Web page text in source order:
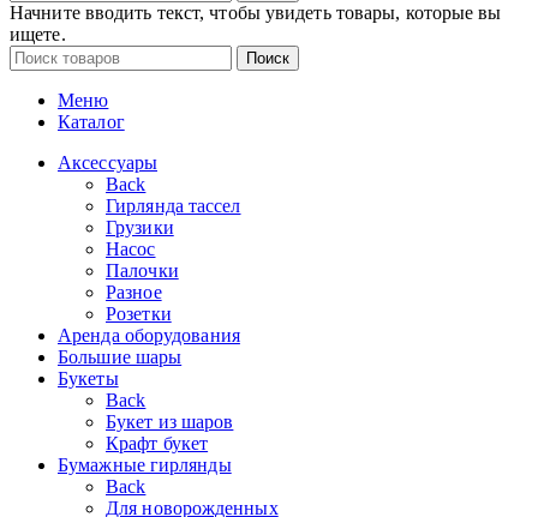
Начните вводить текст, чтобы увидеть товары, которые вы
ищете.
Поиск
Меню
Каталог
Аксессуары
Back
Гирлянда тассел
Грузики
Насос
Палочки
Разное
Розетки
Аренда оборудования
Большие шары
Букеты
Back
Букет из шаров
Крафт букет
Бумажные гирлянды
Back
Для новорожденных